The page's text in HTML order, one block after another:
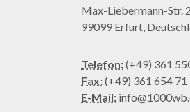
Max-Liebermann-Str.
99099 Erfurt,
Telefon:(+49) 361
Fax:(+49) 361 654 71
E-Mail: